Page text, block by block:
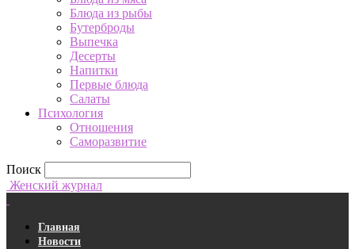
Блюда из рыбы
Бутерброды
Выпечка
Десерты
Напитки
Первые блюда
Салаты
Психология
Отношения
Саморазвитие
Поиск
Женский журнал
Главная
Новости